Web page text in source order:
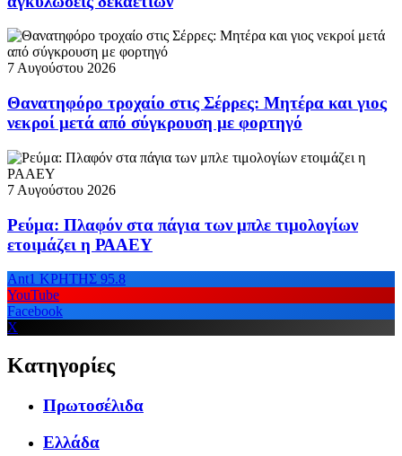
7 Αυγούστου 2026
Θανατηφόρο τροχαίο στις Σέρρες: Μητέρα και γιος
νεκροί μετά από σύγκρουση με φορτηγό
7 Αυγούστου 2026
Ρεύμα: Πλαφόν στα πάγια των μπλε τιμολογίων
ετοιμάζει η ΡΑΑΕΥ
Ant1 ΚΡΗΤΗΣ 95.8
YouTube
Facebook
X
Κατηγορίες
Πρωτοσέλιδα
Ελλάδα